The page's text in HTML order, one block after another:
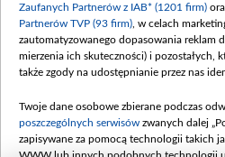
Zaufanych Partnerów z IAB* (1201 firm)
Partnerów TVP (93 firm) , w celach
zautomatyzowanego dopasowania reklam
mierzenia ich skuteczności) i pozostałych,
także zgody na udostępnianie przez nas
Twoje dane osobowe zbierane podczas
poszczególnych serwisów zwanych dalej
zapisywane za pomocą technologii takich